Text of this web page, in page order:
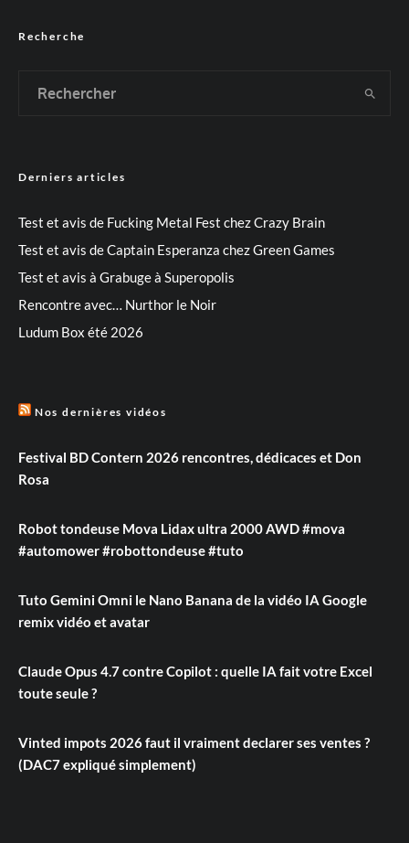
Recherche
Derniers articles
Test et avis de Fucking Metal Fest chez Crazy Brain
Test et avis de Captain Esperanza chez Green Games
Test et avis à Grabuge à Superopolis
Rencontre avec… Nurthor le Noir
Ludum Box été 2026
Nos dernières vidéos
Festival BD Contern 2026 rencontres, dédicaces et Don
Rosa
Robot tondeuse Mova Lidax ultra 2000 AWD #mova
#automower #robottondeuse #tuto
Tuto Gemini Omni le Nano Banana de la vidéo IA Google
remix vidéo et avatar
Claude Opus 4.7 contre Copilot : quelle IA fait votre Excel
toute seule ?
Vinted impots 2026 faut il vraiment declarer ses ventes ?
(DAC7 expliqué simplement)